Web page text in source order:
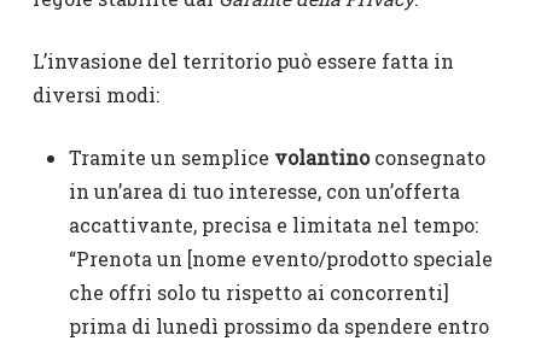
L’invasione del territorio può essere fatta in
diversi modi:
Tramite un semplice volantinoconsegnato
in un’area di tuo interesse, con un’offerta
accattivante, precisa e limitata nel tempo:
“Prenota un [nome evento/prodotto speciale
che offri solo tu rispetto ai concorrenti]
prima di lunedì prossimo da spendere entro